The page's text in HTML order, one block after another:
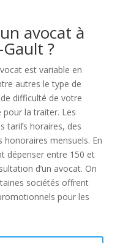
avocat à
?
est variable en
autres le type de
difficulté de votre
pour la traiter. Les
tarifs horaires, des
mensuels. En
dépenser entre 150 et
d’un avocat. On
sociétés offrent
pour les